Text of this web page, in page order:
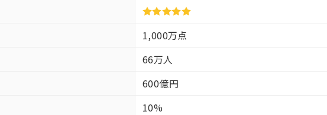
1,000万点
66万人
600億円
10%